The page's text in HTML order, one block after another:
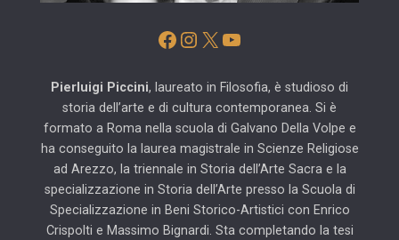
Facebook
Instagram
X YouTube
Pierluigi Piccini, laureato in Filosofia, è studioso di
storia dell’arte e di cultura contemporanea. Si è
formato a Roma nella scuola di Galvano Della Volpe e
ha conseguito la laurea magistrale in Scienze Religiose
ad Arezzo, la triennale in Storia dell’Arte Sacra e la
specializzazione in Storia dell’Arte presso la Scuola di
Specializzazione in Beni Storico-Artistici con Enrico
Crispolti e Massimo Bignardi. Sta completando la tesi